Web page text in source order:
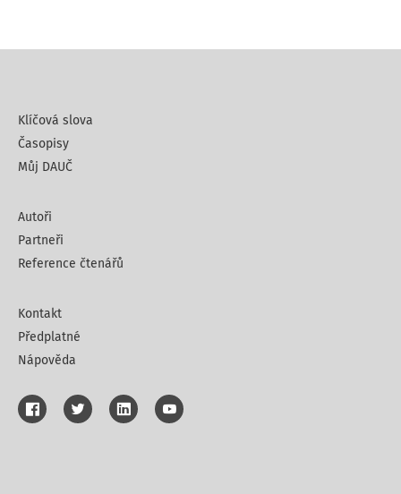
Klíčová slova
Časopisy
Můj DAUČ
Autoři
Partneři
Reference čtenářů
Kontakt
Předplatné
Nápověda